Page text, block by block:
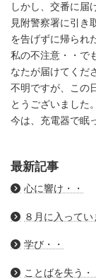
しかし、交番に届
見附警察署に引き
を告げずに帰られ
私の不注意・・で
なたが届けてくだ
不明ですが、この
とうございました。
今は、充電器で眠
最新記事
心に響け・・
８月に入ってい
学び・・
ことばを失う・